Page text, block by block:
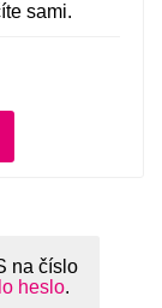
sami.
na číslo
heslo.